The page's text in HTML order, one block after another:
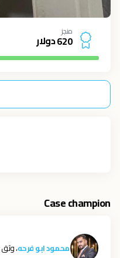
منجز
620 دولار
Case champion
محمود ابو فرحه،